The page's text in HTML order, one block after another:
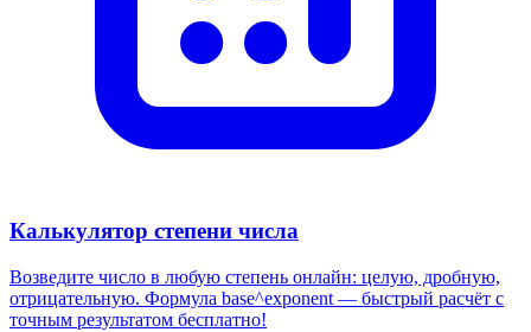
Калькулятор степени числа
Возведите число в любую степень онлайн: целую, дробную,
отрицательную. Формула base^exponent — быстрый расчёт с
точным результатом бесплатно!